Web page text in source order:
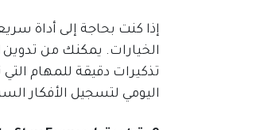
الخيارات. يمكنك من تدوين
تذكيرات دقيقة للمهام
اليومي لتسجيل الأفكار